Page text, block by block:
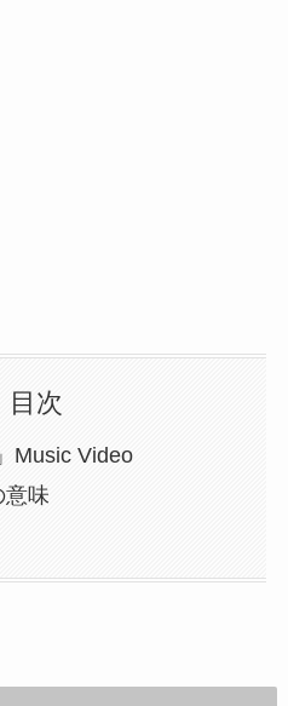
目次
Music Video
意味